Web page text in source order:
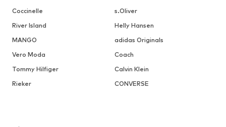
Coccinelle
s.Oliver
River Island
Helly Hansen
MANGO
adidas Originals
Vero Moda
Coach
Tommy Hilfiger
Calvin Klein
Rieker
CONVERSE